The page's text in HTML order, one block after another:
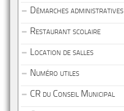
Démarches administratives
Restaurant scolaire
Location de salles
Numéro utiles
CR du Conseil Municipal